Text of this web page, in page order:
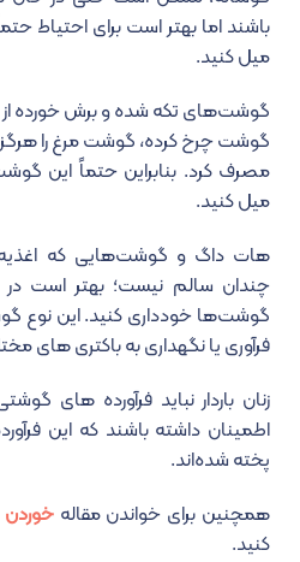
باشند اما بهتر است برای احتیاط
میل کنید.
گوشت‌های تکه شده و برش خورده از
گوشت چرخ کرده، گوشت مرغ را هرگز
مصرف کرد. بنابراین حتماً این
میل کنید.
هات داگ و گوشت‌هایی که
چندان سالم نیست؛ بهتر است در
گوشت‌ها خودداری کنید. این
فرآوری یا نگهداری به باکتری های
زنان باردار نباید فرآورده های
اطمینان داشته باشند که این
پخته شده‌اند.
همچنین برای خواندن مقالهخوردن
کنید.